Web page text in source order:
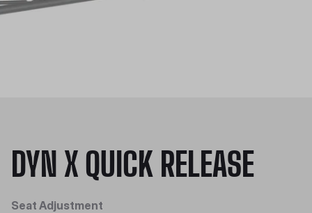
DYN X QUICK RELEASE
Seat Adjustment